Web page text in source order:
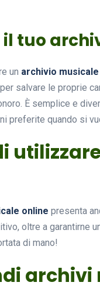
il tuo
un archivio
salvare le proprie
È semplice e
preferite quando si
online presenta
oltre a garantirne
di mano!